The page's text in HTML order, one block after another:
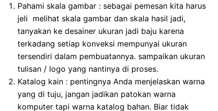
Pahami skala gambar : sebagai pemesan kita harus
jeli melihat skala gambar dan skala hasil jadi,
tanyakan ke desainer ukuran jadi baju karena
terkadang setiap konveksi mempunyai ukuran
tersendiri dalam pembuatannya. sampaikan ukuran
tulisan / logo yang nantinya di proses.
Katalog kain : pentingnya Anda menjelaskan warna
yang di tuju, jangan jadikan patokan warna
komputer tapi warna katalog bahan. Biar tidak